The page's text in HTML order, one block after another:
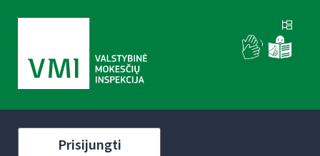
Prisijungti